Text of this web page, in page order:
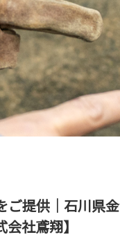
ご提供｜石川県
社鳶翔】